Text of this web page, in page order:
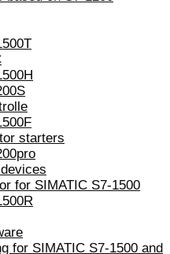
starters
for SIMATIC S7-1500
for SIMATIC S7-1500 and